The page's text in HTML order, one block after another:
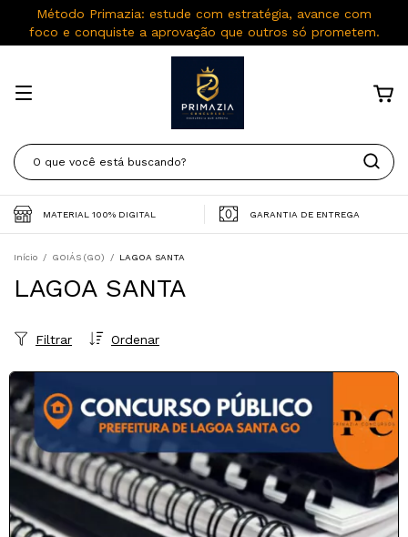
Método Primazia: estude com estratégia, avance com
foco e conquiste a aprovação que outros só prometem.
MATERIAL 100% DIGITAL GARANTIA DE ENTREGA
Início / GOIÁS (GO) / LAGOA SANTA
LAGOA SANTA
Ordenar
Filtrar